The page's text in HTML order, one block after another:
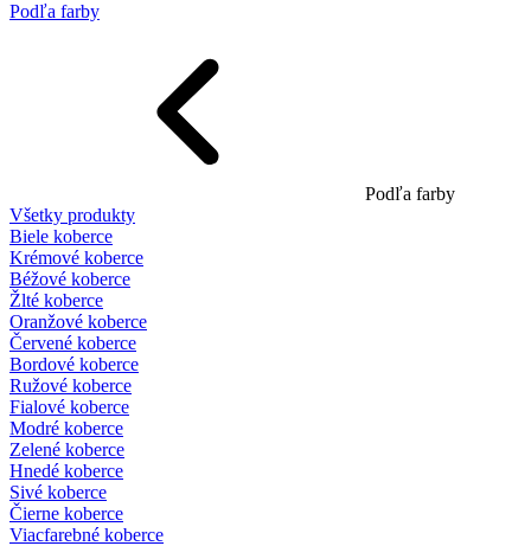
Podľa farby
Podľa farby
Všetky produkty
Biele koberce
Krémové koberce
Béžové koberce
Žlté koberce
Oranžové koberce
Červené koberce
Bordové koberce
Ružové koberce
Fialové koberce
Modré koberce
Zelené koberce
Hnedé koberce
Sivé koberce
Čierne koberce
Viacfarebné koberce